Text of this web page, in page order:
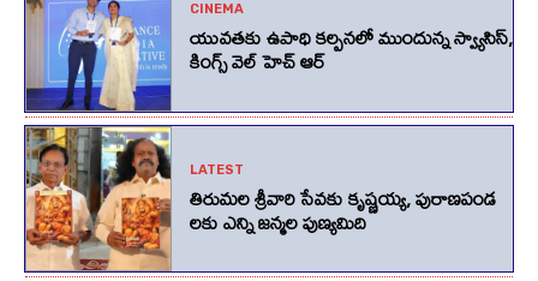
CINEMA
యువతకు ఉపాధి కల్పనలో ముందున్న స్వ్యాసిస్,
కింగ్స్‌ వెల్‌ హెచ్‌ ఆర్‌
LATEST
తిరుమల శ్రీవారి సేవకు కృష్ణయ్య, పురాణపండ
లకు ఎన్ని జన్మల పుణ్యమిది